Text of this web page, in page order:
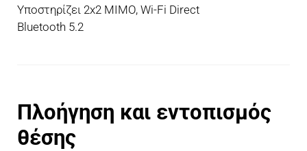
Υποστηρίζει 2x2 MIMO, Wi-Fi Direct
Bluetooth 5.2
Πλοήγηση και εντοπισμός
θέσης